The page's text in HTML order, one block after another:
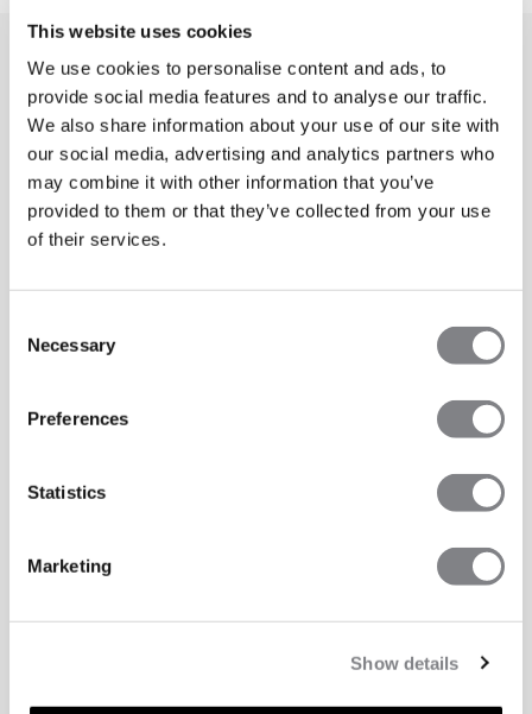
This website uses cookies
We use cookies to personalise content and ads, to
provide social media features and to analyse our traffic.
We also share information about your use of our site with
our social media, advertising and analytics partners who
may combine it with other information that you’ve
provided to them or that they’ve collected from your use
of their services.
Selection
Necessary
Preferences
Statistics
Marketing
Show details